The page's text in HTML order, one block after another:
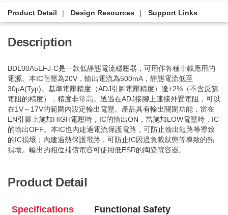
Product Detail Design Resources Support Links
Description
BDL00A5EFJ-C是一款低靜態電流穩壓器，可用作各種車載應用的
電源。本IC耐壓為20V，輸出電流為500mA，靜態電流低至
30µA(Typ)。基準電壓精度（ADJ引腳電壓精度）達±2%（不含反饋
電阻的精度），精度非常高。透過在ADJ接腳上連接外置電阻，可以
在1V～17V的範圍內設定輸出電壓。產品具有輸出關閉功能，當在
EN引腳上施加HIGH電壓時，IC的輸出ON，當施加LOW電壓時，IC
的輸出OFF。本IC也內建過電流保護電路，可防止輸出短路等導致
的IC損壞；內建過熱保護電路，可防止IC因過負載狀態等導致的熱
損壞。輸出的相位補償電容可使用低ESR的陶瓷電容器。
Product Detail
Specifications Functional Safety